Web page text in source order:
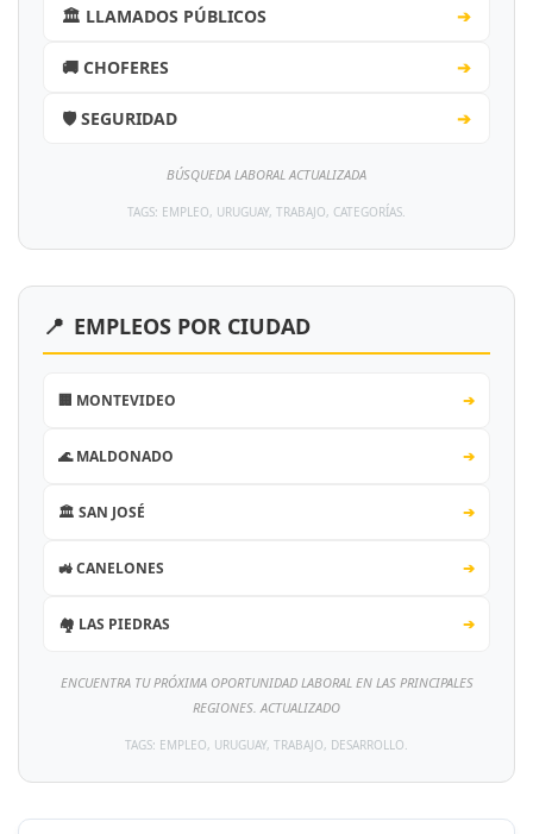
🏛️ LLAMADOS PÚBLICOS ➔
🚚 CHOFERES ➔
🛡️ SEGURIDAD ➔
BÚSQUEDA LABORAL ACTUALIZADA
TAGS: EMPLEO, URUGUAY, TRABAJO, CATEGORÍAS.
📍 EMPLEOS POR CIUDAD
🏢 MONTEVIDEO ➔
🌊 MALDONADO ➔
🏛️ SAN JOSÉ ➔
🚜 CANELONES ➔
🏘️ LAS PIEDRAS ➔
ENCUENTRA TU PRÓXIMA OPORTUNIDAD LABORAL EN LAS PRINCIPALES
REGIONES. ACTUALIZADO
TAGS: EMPLEO, URUGUAY, TRABAJO, DESARROLLO.